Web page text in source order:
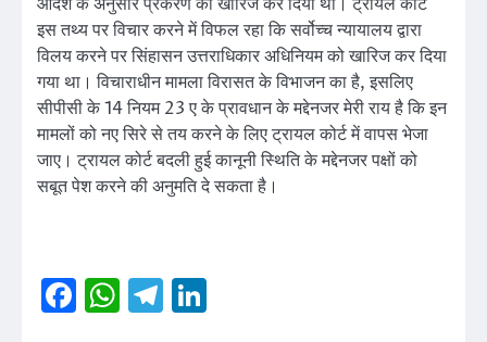
इस तथ्य पर विचार करने में विफल रहा कि सर्वोच्च न्यायालय द्वारा
विलय करने पर सिंहासन उत्तराधिकार अधिनियम को खारिज कर दिया
गया था। विचाराधीन मामला विरासत के विभाजन का है, इसलिए
सीपीसी के 14 नियम 23 ए के प्रावधान के मद्देनजर मेरी राय है कि इन
मामलों को नए सिरे से तय करने के लिए ट्रायल कोर्ट में वापस भेजा
जाए। ट्रायल कोर्ट बदली हुई कानूनी स्थिति के मद्देनजर पक्षों को
सबूत पेश करने की अनुमति दे सकता है।
Facebook
WhatsApp
Telegram